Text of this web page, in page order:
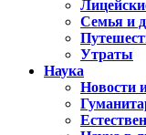
Семья и
Утраты
Наука
Новости